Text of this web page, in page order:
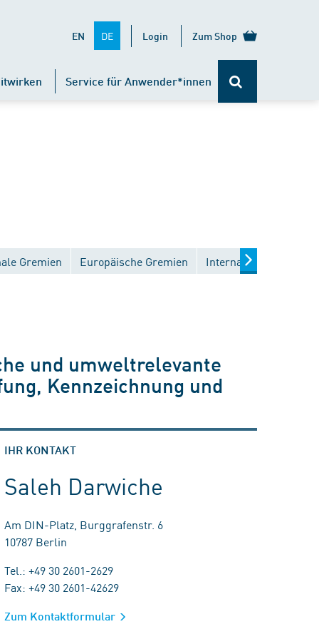
EN DE Login Zum Shop
Service für Anwender*innen
Gremien Europäische Gremien Internationale
und umweltrelevante
Kennzeichnung und
IHR KONTAKT
Saleh Darwiche
Am DIN-Platz, Burggrafenstr. 6
10787 Berlin
Tel.: +49 30 2601-2629
Fax: +49 30 2601-42629
Zum Kontaktformular